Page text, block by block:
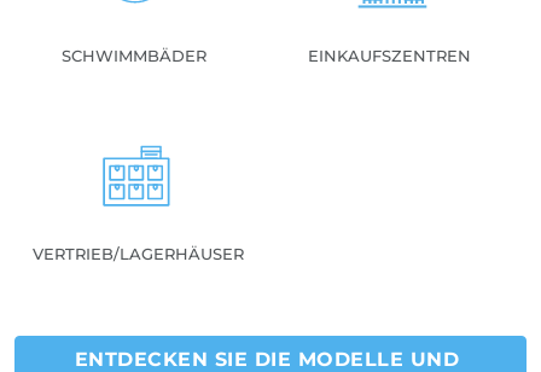
SCHWIMMBÄDER EINKAUFSZENTREN
VERTRIEB/LAGERHÄUSER
ENTDECKEN SIE DIE MODELLE UND